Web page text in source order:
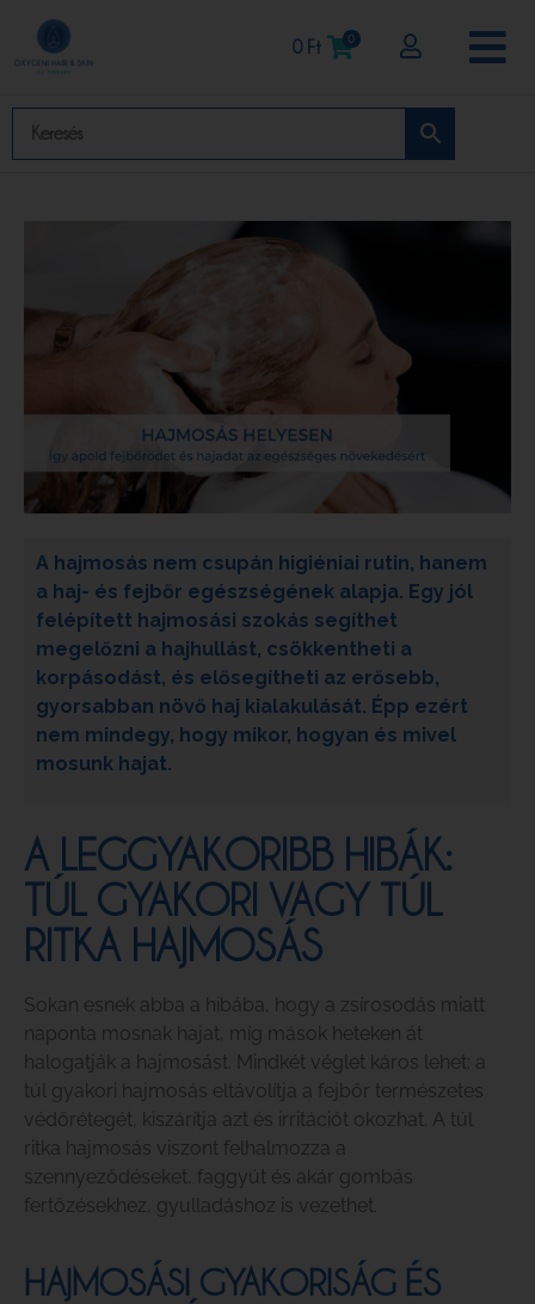
0 Ft 0
A hajmosás nem csupán higiéniai rutin, hanem
a haj- és fejbőr egészségének alapja. Egy jól
felépített hajmosási szokás segíthet
megelőzni a hajhullást, csökkentheti a
korpásodást, és elősegítheti az erősebb,
gyorsabban növő haj kialakulását. Épp ezért
nem mindegy, hogy mikor, hogyan és mivel
mosunk hajat.
A LEGGYAKORIBB HIBÁK:
TÚL GYAKORI VAGY TÚL
RITKA HAJMOSÁS
Sokan esnek abba a hibába, hogy a zsírosodás miatt
naponta mosnak hajat, míg mások heteken át
halogatják a hajmosást. Mindkét véglet káros lehet: a
túl gyakori hajmosás eltávolítja a fejbőr természetes
védőrétegét, kiszárítja azt és irritációt okozhat. A túl
ritka hajmosás viszont felhalmozza a
szennyeződéseket, faggyút és akár gombás
fertőzésekhez, gyulladáshoz is vezethet.
HAJMOSÁSI GYAKORISÁG ÉS